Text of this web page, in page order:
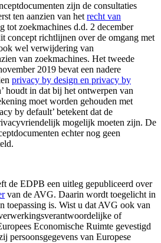
zijn de consultaties
ten aanzien van het recht van
tot zoekmachines d.d. 2 december
concept richtlijnen over de omgang met
wel verwijdering van
van zoekmachines. Het tweede
2019 bevat een nadere
privacy by design en privacy by
houdt in dat bij het ontwerpen van
moet worden gehouden met
by default’ betekent dat de
mogelijk moeten zijn. De
echter nog geen
de EDPB een uitleg gepubliceerd over
van de AVG. Daarin wordt toegelicht in
toepassing is. Wist u dat AVG ook van
of
Economische Ruimte gevestigd
persoonsgegevens van Europese